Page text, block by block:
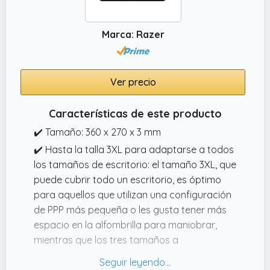
Marca: Razer
Ver precio
Características de este producto
✔️ Tamaño: 360 x 270 x 3 mm
✔️ Hasta la talla 3XL para adaptarse a todos
los tamaños de escritorio: el tamaño 3XL, que
puede cubrir todo un escritorio, es óptimo
para aquellos que utilizan una configuración
de PPP más pequeña o les gusta tener más
espacio en la alfombrilla para maniobrar,
mientras que los tres tamaños a